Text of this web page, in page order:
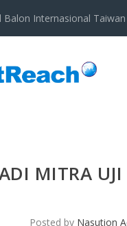
Balon Internasional
MITRA
Posted by Nasution